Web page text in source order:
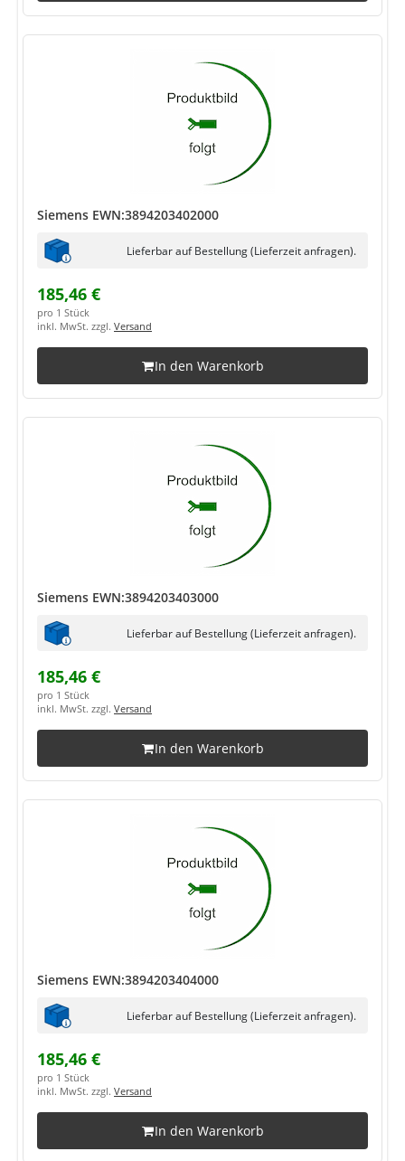
Siemens EWN:3894203402000
Lieferbar auf Bestellung (Lieferzeit anfragen).
185,46 €
pro 1 Stück
inkl. MwSt. zzgl. Versand
In den Warenkorb
Siemens EWN:3894203403000
Lieferbar auf Bestellung (Lieferzeit anfragen).
185,46 €
pro 1 Stück
inkl. MwSt. zzgl. Versand
In den Warenkorb
Siemens EWN:3894203404000
Lieferbar auf Bestellung (Lieferzeit anfragen).
185,46 €
pro 1 Stück
inkl. MwSt. zzgl. Versand
In den Warenkorb